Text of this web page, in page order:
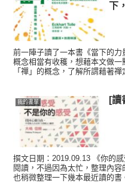
下
前一陣子讀了一本書《當下的
概念相當有收穫，想藉本文做
「禪」的概念，了解所謂藉著
我的書單 [讀
撰文日期：2019.09.13 《你的
閱讀，不過因為太忙，整理內
也稍微整理一下幾本最近讀的